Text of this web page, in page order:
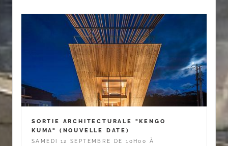
SORTIE ARCHITECTURALE "KENGO
KUMA" (NOUVELLE DATE)
SAMEDI 12 SEPTEMBRE DE 10H00 À